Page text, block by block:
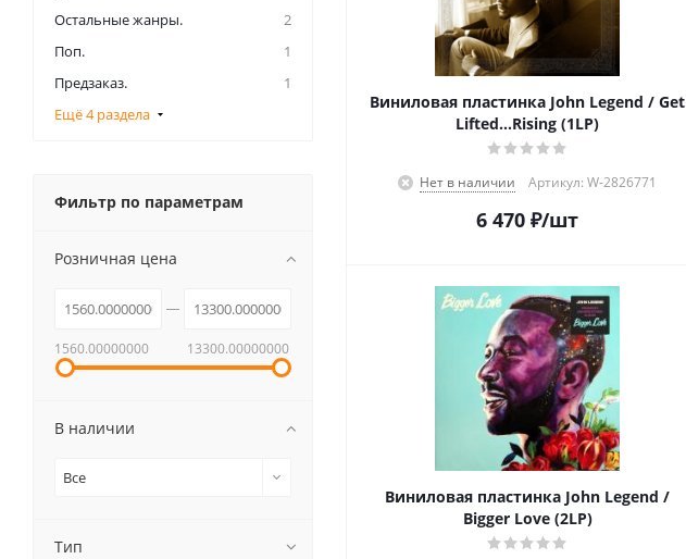
Виниловая пластинка John Legend / Get
Lifted...Rising (1LP)
Нет в наличии Артикул: W-2826771
6 470 ₽/шт
Виниловая пластинка John Legend /
Bigger Love (2LP)
Остальные жанры.
2
Поп.
1
Предзаказ.
1
Ещё 4 раздела
Фильтр по параметрам
Розничная цена
1560.00000000 13300.00000000
В наличии
Все
Тип